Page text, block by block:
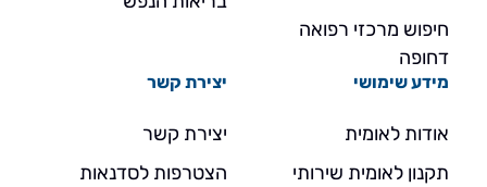
חיפוש מרכזי רפואה
דחופה
מידע שימושי
אודות לאומית
תקנון לאומית שירותי
יצירת קשר
יצירת קשר
הצטרפות לסדנאות